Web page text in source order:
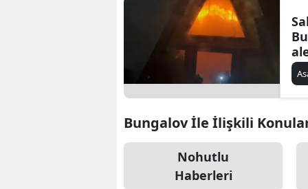
Bungalov İle İlişkili
Nohutlu
Haberleri